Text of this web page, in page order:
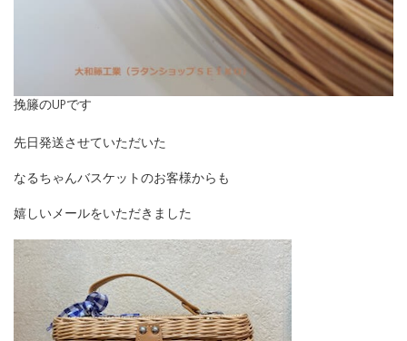
挽籐のUPです
先日発送させていただいた
なるちゃんバスケットのお客様からも
嬉しいメールをいただきました